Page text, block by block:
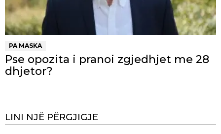
PA MASKA
Pse opozita i pranoi zgjedhjet me 28
dhjetor?
LINI NJË PËRGJIGJE